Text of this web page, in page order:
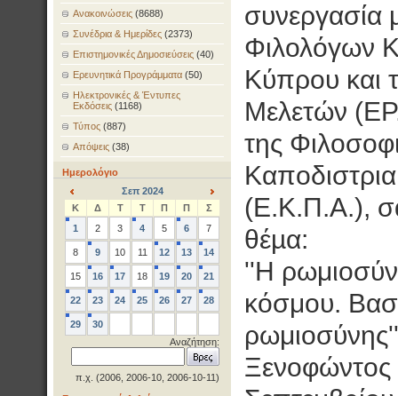
Ανακοινώσεις (8688)
Συνέδρια & Ημερίδες (2373)
Επιστημονικές Δημοσιεύσεις (40)
Ερευνητικά Προγράμματα (50)
Ηλεκτρονικές & Έντυπες
Εκδόσεις (1168)
Τύπος (887)
Απόψεις (38)
Ημερολόγιο
<
Σεπ 2024
>
Κ Δ Τ Τ Π Π
Σ
1
2 3 4 5 6 7
8 9 10 11 12 13 14
15 16 17 18 19 20 21
22 23 24 25 26 27 28
29
30
Αναζήτηση:
π.χ. (2006, 2006-10, 2006-10-11)
συνεργασία
Φιλολόγων
Κύπρου και
Μελετών
της
(Ε.Κ.Π.Α.),
θέµα:
''Η
κόσμου.
Ξενοφώντος